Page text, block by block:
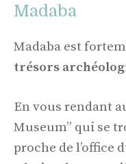
Madaba
Madaba est
trésors
En vous rendant
Museum” qui se
proche de l’office